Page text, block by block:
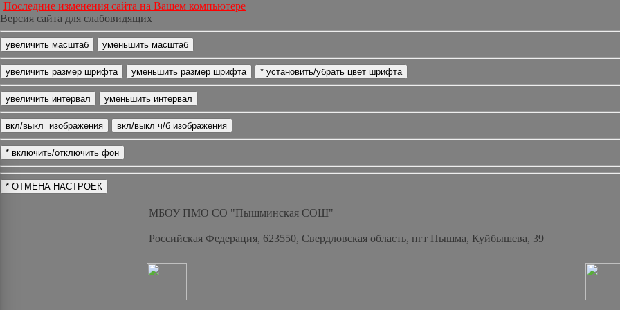
Последние изменения сайта на Вашем компьютере
Версия сайта для слабовидящих
МБОУ ПМО СО "Пышминская СОШ"
Российская Федерация, 623550, Свердловская область, пгт Пышма, Куйбышева, 39